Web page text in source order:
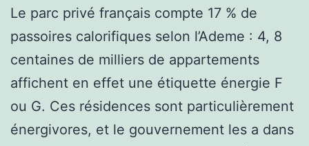
Le parc privé français compte 17 % de
passoires calorifiques selon l’Ademe : 4, 8
centaines de milliers de appartements
affichent en effet une étiquette énergie F
ou G. Ces résidences sont particulièrement
énergivores, et le gouvernement les a dans